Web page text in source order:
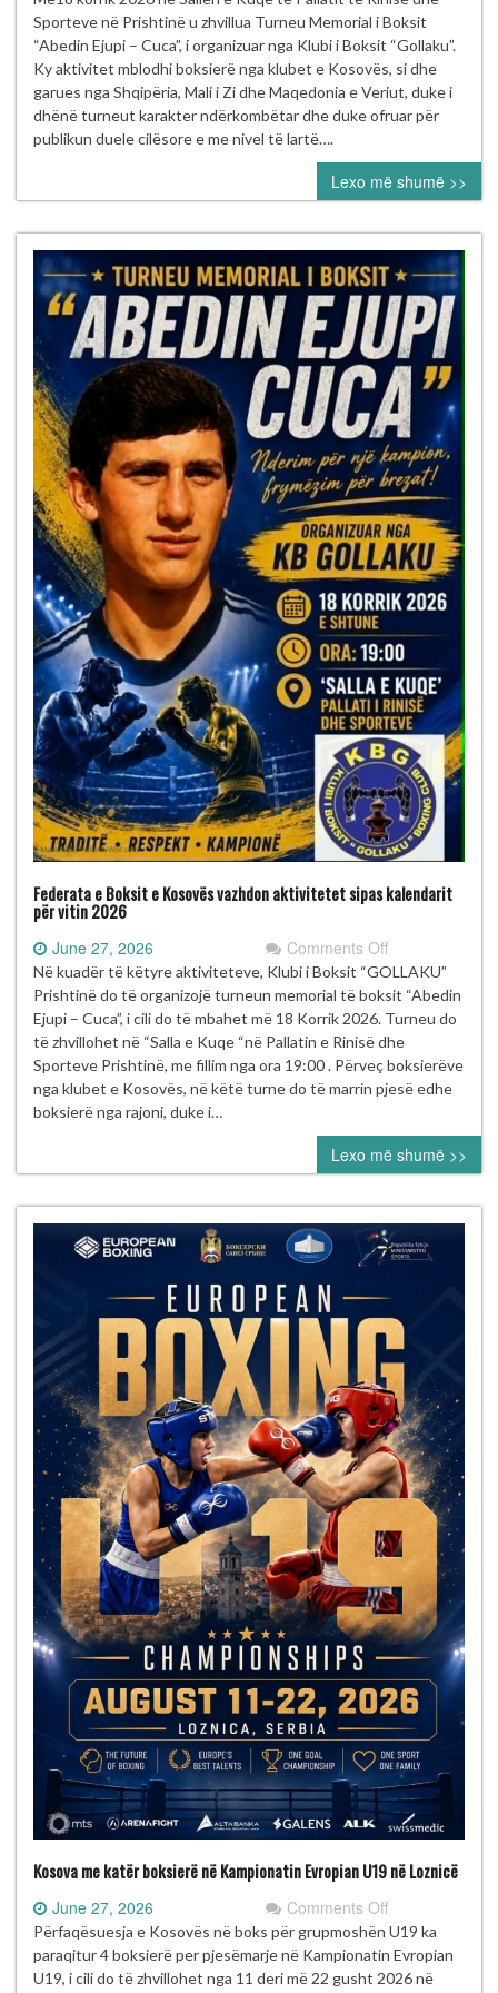
Memorial
“Abedin
Ejupi
–
Cuca”
Sporteve në Prishtinë u zhvillua Turneu Memorial i Boksit
“Abedin Ejupi – Cuca”, i organizuar nga Klubi i Boksit “Gollaku”.
Ky aktivitet mblodhi boksierë nga klubet e Kosovës, si dhe
garues nga Shqipëria, Mali i Zi dhe Maqedonia e Veriut, duke i
dhënë turneut karakter ndërkombëtar dhe duke ofruar për
publikun duele cilësore e me nivel të lartë….
Lexo më shumë >>
Federata e Boksit e Kosovës vazhdon aktivitetet sipas kalendarit
për vitin 2026
June 27, 2026 Comments Offon
Federata
e
Boksit
e
Kosovës
vazhdon
sipas
kalendarit
për
vitin
2026
Në kuadër të këtyre aktiviteteve, Klubi i Boksit “GOLLAKU”
Prishtinë do të organizojë turneun memorial të boksit “Abedin
Ejupi – Cuca”, i cili do të mbahet më 18 Korrik 2026. Turneu do
të zhvillohet në “Salla e Kuqe “në Pallatin e Rinisë dhe
Sporteve Prishtinë, me fillim nga ora 19:00 . Përveç boksierëve
nga klubet e Kosovës, në këtë turne do të marrin pjesë edhe
boksierë nga rajoni, duke i…
Lexo më shumë >>
Kosova me katër boksierë në Kampionatin Evropian U19 në Loznicë
June 27, 2026 Comments Offon
Kosova
me
katër
Përfaqësuesja e Kosovës në boks për grupmoshën U19 ka
paraqitur 4 boksierë per pjesëmarje në Kampionatin Evropian
U19, i cili do të zhvillohet nga 11 deri më 22 gusht 2026 në